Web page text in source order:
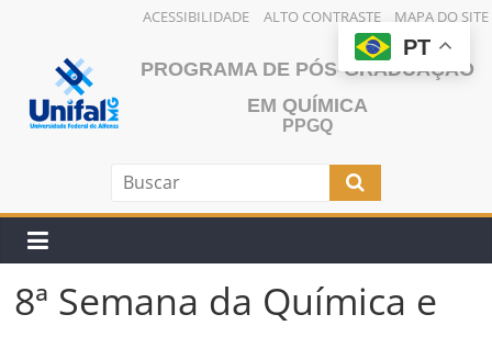
ACESSIBILIDADE ALTO CONTRASTE MAPA DO SITE
conteúdo
PROGRAMA DE PÓS-GRADUAÇÃO
EM QUÍMICA
PPGQ
8ª Semana da Química e
PT